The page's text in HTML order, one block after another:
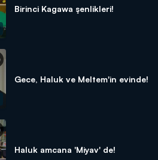
Birinci Kagawa şenlikleri!
Gece, Haluk ve Meltem'in evinde!
Haluk amcana 'Miyav' de!